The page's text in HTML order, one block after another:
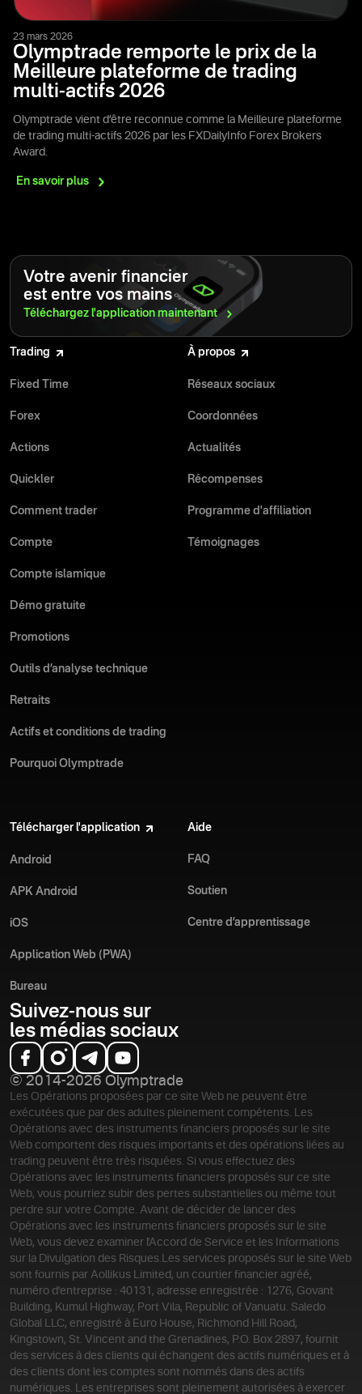
23 mars 2026
Olymptrade remporte le prix de la
Meilleure plateforme de trading
multi-actifs 2026
Olymptrade vient d’être reconnue comme la Meilleure plateforme
de trading multi-actifs 2026 par les FXDailyInfo Forex Brokers
Award.
En savoirplus
Votre avenir financier
est entre vos mains
Téléchargez l'applicationmaintenant
Trading
Fixed Time
Forex
Actions
Quickler
Comment trader
Compte
Compte islamique
Démo gratuite
Promotions
Outils d’analyse technique
Retraits
Actifs et conditions de trading
Pourquoi Olymptrade
À propos
Réseaux sociaux
Coordonnées
Actualités
Récompenses
Programme d'affiliation
Témoignages
Télécharger l'application
Android
APK Android
iOS
Application Web (PWA)
Bureau
Aide
FAQ
Soutien
Centre d’apprentissage
Suivez-nous sur
les médias sociaux
© 2014-2026 Olymptrade
Les Opérations proposées par ce site Web ne peuvent être
exécutées que par des adultes pleinement compétents. Les
Opérations avec des instruments financiers proposés sur le site
Web comportent des risques importants et des opérations liées au
trading peuvent être très risquées. Si vous effectuez des
Opérations avec les instruments financiers proposés sur ce site
Web, vous pourriez subir des pertes substantielles ou même tout
perdre sur votre Compte. Avant de décider de lancer des
Opérations avec les instruments financiers proposés sur le site
Web, vous devez examiner l'Accord de Service et les Informations
sur la Divulgation des Risques. Les services proposés sur le site Web
sont fournis par Aollikus Limited, un courtier financier agréé,
numéro d'entreprise : 40131, adresse enregistrée : 1276, Govant
Building, Kumul Highway, Port Vila, Republic of Vanuatu. Saledo
Global LLC, enregistré à Euro House, Richmond Hill Road,
Kingstown, St. Vincent and the Grenadines, P.O. Box 2897, fournit
des services à des clients qui échangent des actifs numériques et à
des clients dont les comptes sont nommés dans des actifs
numériques. Les entreprises sont pleinement autorisées à exercer